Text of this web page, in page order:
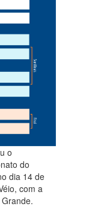
o
do
dia 14 de
com a